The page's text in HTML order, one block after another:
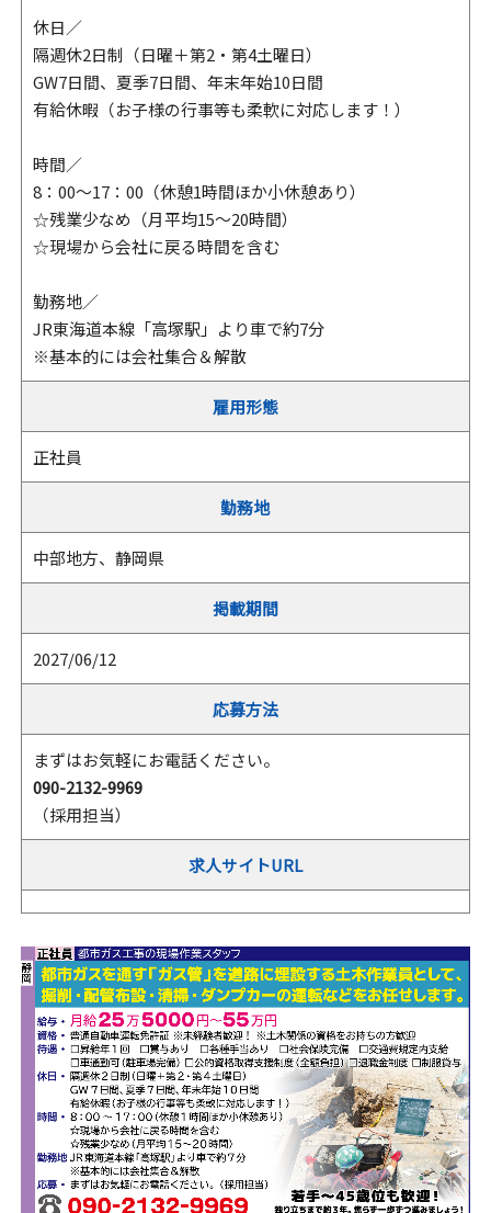
休日／
隔週休2日制（日曜＋第2・第4土曜日）
GW7日間、夏季7日間、年末年始10日間
有給休暇（お子様の行事等も柔軟に対応します！）
時間／
8：00～17：00（休憩1時間ほか小休憩あり）
☆残業少なめ（月平均15〜20時間）
☆現場から会社に戻る時間を含む
勤務地／
JR東海道本線「高塚駅」より車で約7分
※基本的には会社集合＆解散
雇用形態
正社員
勤務地
中部地方、静岡県
掲載期間
2027/06/12
応募方法
まずはお気軽にお電話ください。
090-2132-9969
（採用担当）
求人サイトURL